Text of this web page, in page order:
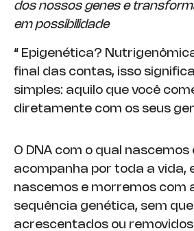
dos nossos genes e
em possibilidade
“ Epigenética?
final das contas, isso
simples: aquilo que você
diretamente com os seus
O DNA com o qual nascemos
acompanha por toda a vida,
nascemos e morremos com
sequência genética, sem
acrescentados ou